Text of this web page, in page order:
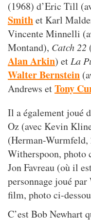
(1968) d’Eric Till
Smithet Karl
Vincente Minnelli
Montand), Catch 22
Alan Arkin) et La
Walter Bernstein
Andrews etTony
Il a également joué
Oz (avec Kevin
(Herman-Wurmfeld,
Witherspoon, photo
Jon Favreau (où il
personnage joué
film, photo ci-
C’est Bob Newhart